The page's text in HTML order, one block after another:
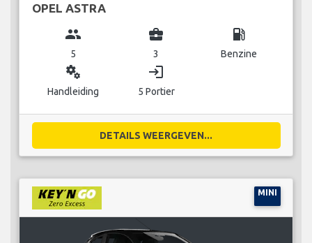
OPEL ASTRA
group
5
business_center
3
local_gas_station
Benzine
miscellaneous_services
Handleiding
login
5 Portier
DETAILS WEERGEVEN...
MINI